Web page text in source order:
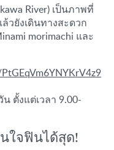
River) เป็นภาพที่
วยังเดินทางสะดวก
morimachi และ
ตั้งแต่เวลา 9.00-
ใจฟินได้สุด!